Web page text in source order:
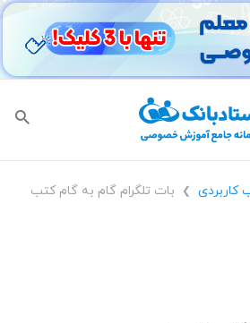
کاربردی ❯
بات تلگرام گام به گام کتب